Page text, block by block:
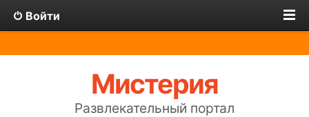
Войти
Мистерия
Развлекательный портал